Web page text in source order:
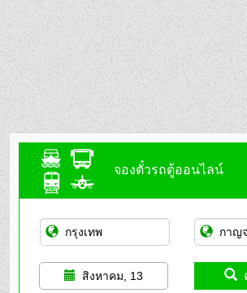
จองตั๋วรถตู้ออนไลน์
สิงหาคม, 13